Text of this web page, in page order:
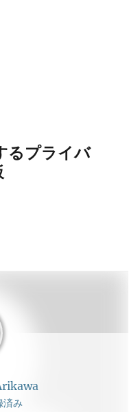
るプライバ
済み